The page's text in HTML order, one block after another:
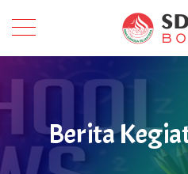
Berita